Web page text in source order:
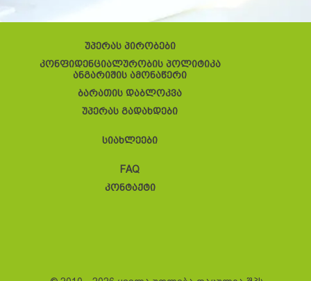
უპერას პირობები
კონფიდენციალურობის პოლიტიკა
ანგარიშის ამონაწერი
ბარათის დაბლოკვა
უპერას გადახდები
სიახლეები
FAQ
კონტაქტი